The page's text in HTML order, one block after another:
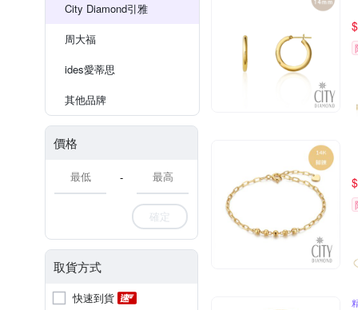
City Diamond引雅
周大福
ides愛蒂思
其他品牌
價格
-
確定
取貨方式
快速到貨
$
$